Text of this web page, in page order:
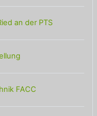
an der PTSLightbox
FACC